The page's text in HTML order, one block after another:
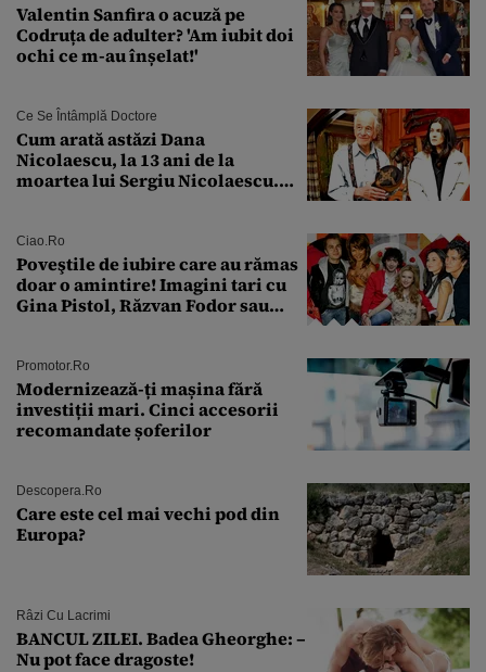
Valentin Sanfira o acuză pe
Codruța de adulter? 'Am iubit doi
ochi ce m-au înșelat!'
Ce Se Întâmplă Doctore
Cum arată astăzi Dana
Nicolaescu, la 13 ani de la
moartea lui Sergiu Nicolaescu.
Ciao.ro
Poveştile de iubire care au rămas
doar o amintire! Imagini tari cu
Gina Pistol, Răzvan Fodor sau
Promotor.ro
Modernizează-ți mașina fără
investiții mari. Cinci accesorii
recomandate șoferilor
Descopera.ro
Care este cel mai vechi pod din
Europa?
Râzi Cu Lacrimi
BANCUL ZILEI. Badea Gheorghe: –
Nu pot face dragoste!